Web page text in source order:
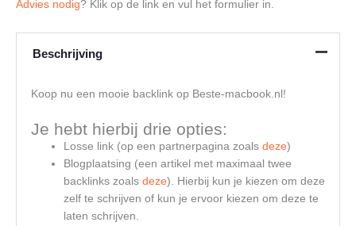
Advies nodig? Klik op de link en vul het formulier in.
Beschrijving
Koop nu een mooie backlink op Beste-macbook.nl!
Je hebt hierbij drie opties:
Losse link (op een partnerpagina zoals deze)
Blogplaatsing (een artikel met maximaal twee
backlinks zoals deze). Hierbij kun je kiezen om deze
zelf te schrijven of kun je ervoor kiezen om deze te
laten schrijven.